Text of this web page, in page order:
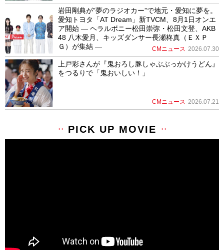
岩田剛典が”夢のラジオカー”で地元・愛知に夢を。
愛知トヨタ「AT Dream」新TVCM、8月1日オンエ
ア開始 ― ヘラルボニー松田崇弥・松田文登、AKB
48 八木愛月、キッズダンサー長瀬柊真（ＥＸＰ
Ｇ）が集結 ―
CMニュース 2026.07.30
上戸彩さんが『鬼おろし豚しゃぶぶっかけうどん』
をつるりで「鬼おいしい！」
CMニュース 2026.07.21
PICK UP MOVIE